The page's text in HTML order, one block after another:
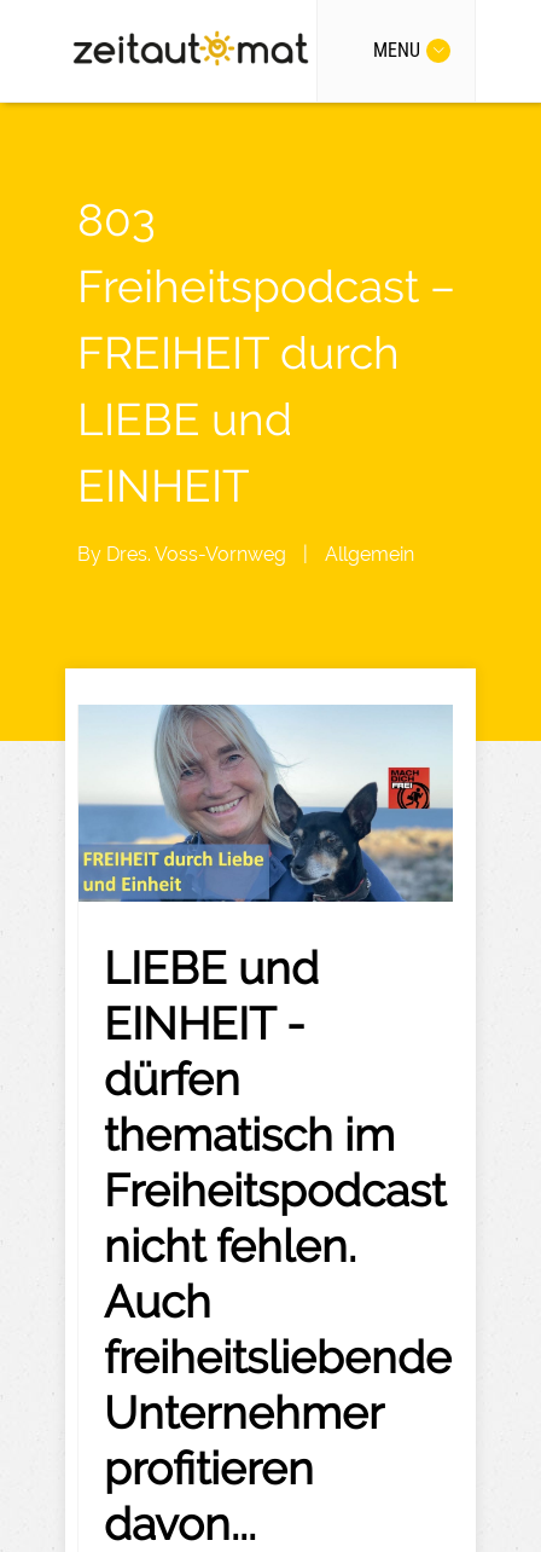
MENU
803
Freiheitspodcast –
FREIHEIT durch
LIEBE und
EINHEIT
By Dres. Voss-Vornweg Allgemein
LIEBE und
EINHEIT -
dürfen
thematisch im
Freiheitspodcast
nicht fehlen.
Auch
freiheitsliebende
Unternehmer
profitieren
davon...